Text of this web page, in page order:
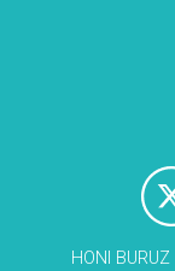
HONI BURUZ